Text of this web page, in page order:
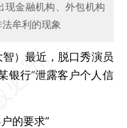
现金融机构、外包机构
牟利的现象
） 最近，脱口秀演员
银行“泄露客户个人信
的要求”